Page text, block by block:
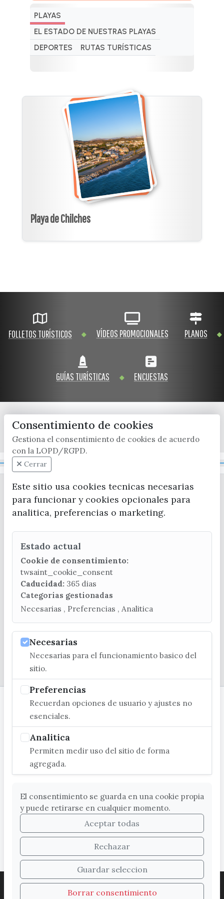
PLAYAS
EL ESTADO DE NUESTRAS PLAYAS
DEPORTES
RUTAS TURÍSTICAS
Playa de Chilches
FOLLETOS TURÍSTICOS VÍDEOS PROMOCIONALES PLANOS
GUÍAS TURÍSTICAS ENCUESTAS
x / twitter facebook youtube instagram
CONTACTA CON LA OFICINA DE TURISMO
(+34) 952 541 104
turismo@velezmalaga.es
C/ Poniente, 2. CP 29740 - Torre del Mar
ACCESIBILIDAD COOKIES
LEGAL
PROTECCIÓN DE DATOS
MAPA WEB
Consentimiento de cookies
Gestiona el consentimiento de cookies de acuerdo
con la LOPD/RGPD.
Cerrar
Este sitio usa cookies tecnicas necesarias
para funcionar y cookies opcionales para
analitica, preferencias o marketing.
Estado actual
Cookie de consentimiento:
twsaint_cookie_consent
Caducidad: 365 dias
Categorias gestionadas
Necesarias , Preferencias , Analitica
Necesarias
Necesarias para el funcionamiento basico del
sitio.
Preferencias
Recuerdan opciones de usuario y ajustes no
esenciales.
Analitica
Permiten medir uso del sitio de forma
agregada.
El consentimiento se guarda en una cookie propia
y puede retirarse en cualquier momento.
Aceptar todas
Rechazar
Guardar seleccion
Borrar consentimiento